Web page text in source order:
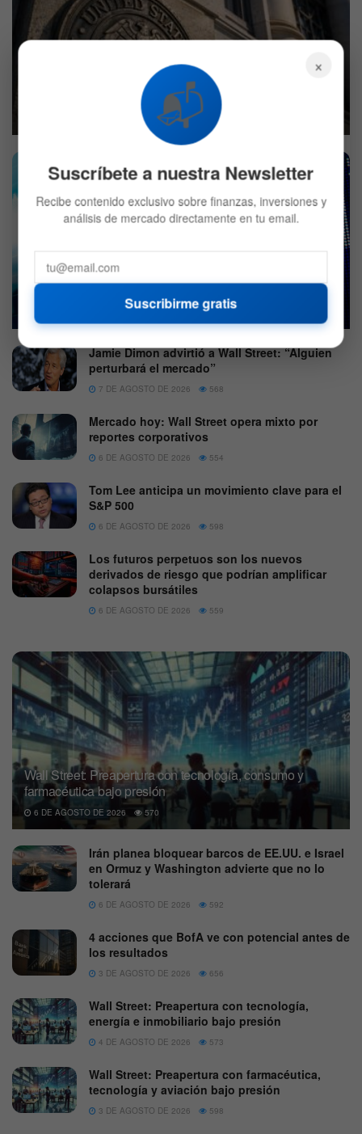
El próximo paso de la Fed con las tasas de interés podría
591
Mercado hoy: Acciones suben por un débil reporte de
empleo
545
Jamie Dimon advirtió a Wall Street: “Alguien
perturbará el mercado”
7 DE AGOSTO DE 2026 568
Mercado hoy: Wall Street opera mixto por
reportes corporativos
6 DE AGOSTO DE 2026 554
Tom Lee anticipa un movimiento clave para el
S&P 500
6 DE AGOSTO DE 2026 598
Los futuros perpetuos son los nuevos
derivados de riesgo que podrían amplificar
colapsos bursátiles
6 DE AGOSTO DE 2026 559
Wall Street: Preapertura con tecnología, consumo y
farmacéutica bajo presión
6 DE AGOSTO DE 2026 570
Irán planea bloquear barcos de EE.UU. e Israel
en Ormuz y Washington advierte que no lo
tolerará
6 DE AGOSTO DE 2026 592
4 acciones que BofA ve con potencial antes de
los resultados
3 DE AGOSTO DE 2026 656
Wall Street: Preapertura con tecnología,
energía e inmobiliario bajo presión
4 DE AGOSTO DE 2026 573
Wall Street: Preapertura con farmacéutica,
tecnología y aviación bajo presión
3 DE AGOSTO DE 2026 598
×
📬
Suscríbete a nuestra Newsletter
Recibe contenido exclusivo sobre finanzas, inversiones y
análisis de mercado directamente en tu email.
Suscribirme gratis